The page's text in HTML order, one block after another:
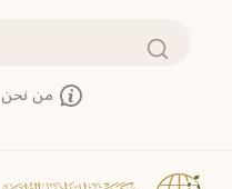
بحث
من نحن